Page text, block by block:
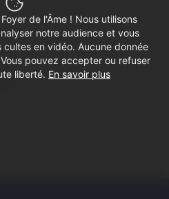
Amen
de l'Âme ! Nous utilisons
notre audience et vous
en vidéo. Aucune donnée
pouvez accepter ou refuser
liberté. En savoir plus